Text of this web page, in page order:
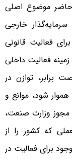
موضوع اصلی
خارجی
فعالیت قانونی
فعالیت داخلی
برابر، توازن در
شود، موانع و
مجوز وزارت صنعت،
که کشور را از
برای فعالیت در